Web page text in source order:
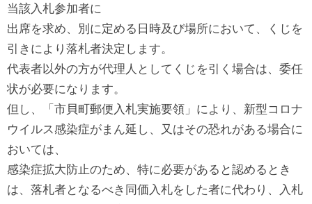
当該入札参加者に
出席を求め、別に定める日時及び場所において、くじを
引きにより落札者決定します。
代表者以外の方が代理人としてくじを引く場合は、委任
状が必要になります。
但し、「市貝町郵便入札実施要領」により、新型コロナ
ウイルス感染症がまん延し、又はその恐れがある場合に
おいては、
感染症拡大防止のため、特に必要があると認めるとき
は、落札者となるべき同価入札をした者に代わり、入札